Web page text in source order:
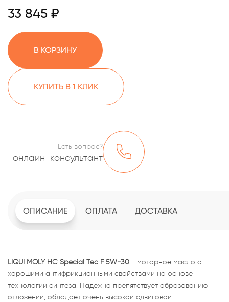
33 845 ₽
В КОРЗИНУ
КУПИТЬ В 1 КЛИК
Есть вопрос?
онлайн-консультант
ОПИСАНИЕ ОПЛАТА ДОСТАВКА
LIQUI MOLY НС Special Tec F 5W-30 - моторное масло с
хорошими антифрикционными свойствами на основе
технологии синтеза. Надежно препятствует образованию
отложений, обладает очень высокой сдвиговой